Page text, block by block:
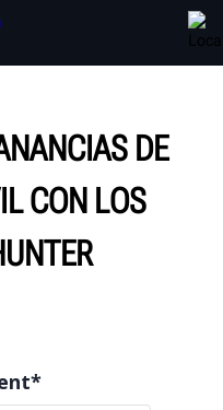
ACERCA DE
DE
CON LOS